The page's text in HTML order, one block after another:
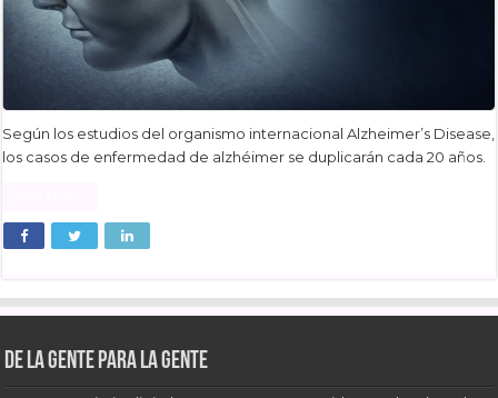
Según los estudios del organismo internacional Alzheimer’s Disease,
los casos de enfermedad de alzhéimer se duplicarán cada 20 años.
De la gente para la gente